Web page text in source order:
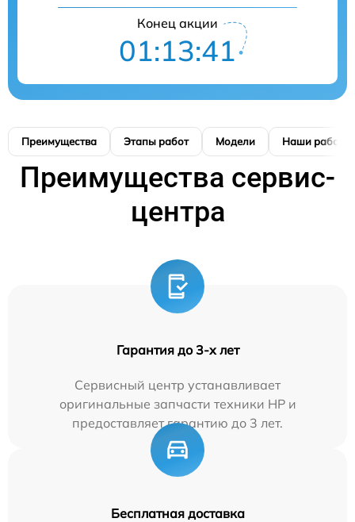
Конец акции
01:13:40
Преимущества Этапы работ Модели Наши работы
Преимущества сервис-
центра
Гарантия до 3-х лет
Сервисный центр устанавливает
оригинальные запчасти техники HP и
предоставляет гарантию до 3 лет.
Бесплатная доставка